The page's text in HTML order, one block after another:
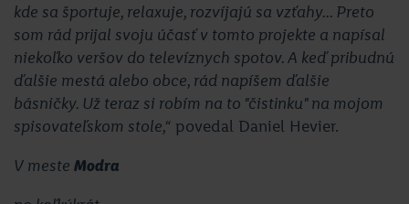
kde sa športuje, relaxuje, rozvíjajú sa vzťahy... Preto
som rád prijal svoju účasť v tomto projekte a napísal
niekoľko veršov do televíznych spotov. A keď pribudnú
ďalšie mestá alebo obce, rád napíšem ďalšie
básničky. Už teraz si robím na to "čistinku" na mojom
spisovateľskom stole,“ povedal Daniel Hevier.
V meste Modra